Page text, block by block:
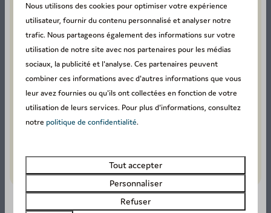
Piscine extérieure avec pataugeoire
Aires de jeux stimulantes et terrain de volley-
Nous utilisons des cookies pour optimiser votre expérience
utilisateur, fournir du contenu personnalisé et analyser notre
trafic. Nous partageons également des informations sur votre
utilisation de notre site avec nos partenaires pour les médias
sociaux, la publicité et l'analyse. Ces partenaires peuvent
combiner ces informations avec d'autres informations que vous
leur avez fournies ou qu'ils ont collectées en fonction de votre
utilisation de leurs services. Pour plus d'informations, consultez
notre politique de confidentialité.
Tout accepter
Personnaliser
Refuser